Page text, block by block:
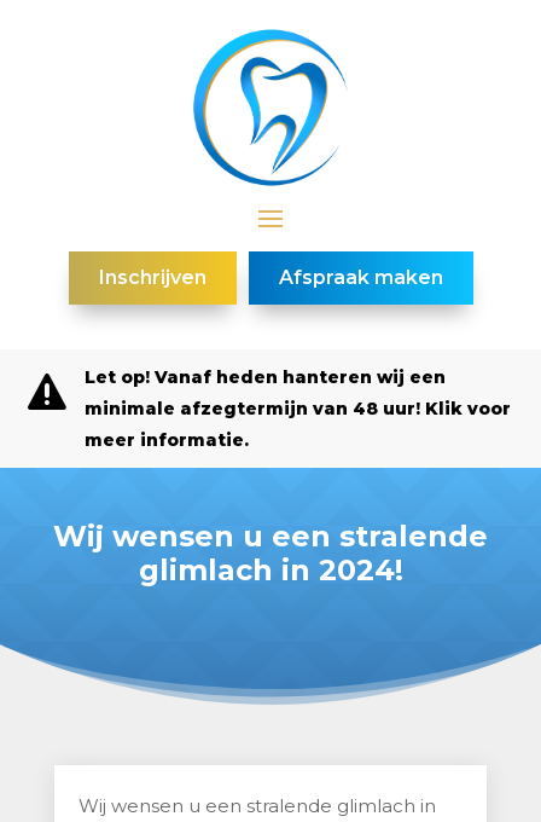
Inschrijven Afspraak maken

Let op! Vanaf heden hanteren wij een
minimale afzegtermijn van 48 uur! Klik voor
meer informatie.
Wij wensen u een stralende
glimlach in 2024!
Wij wensen u een stralende glimlach in